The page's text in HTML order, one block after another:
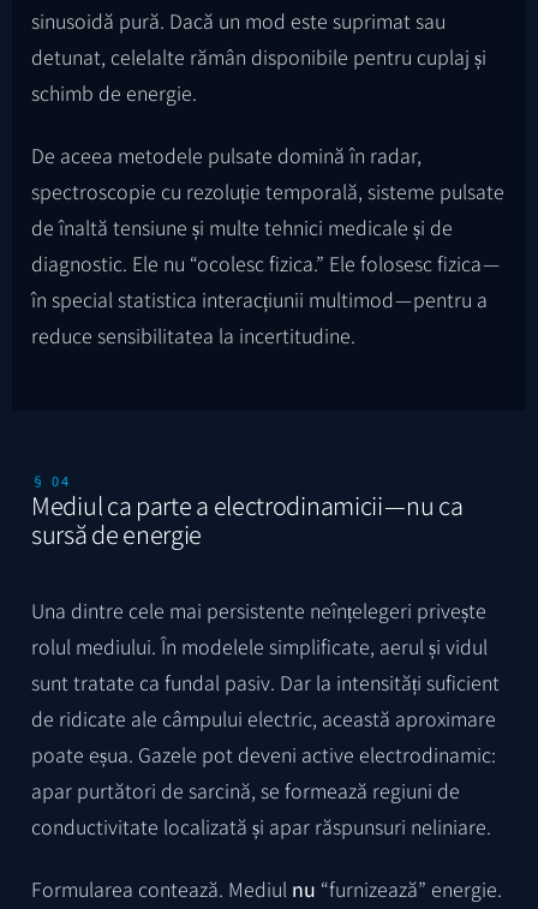
sinusoidă pură. Dacă un mod este suprimat sau
detunat, celelalte rămân disponibile pentru cuplaj și
schimb de energie.
De aceea metodele pulsate domină în radar,
spectroscopie cu rezoluție temporală, sisteme pulsate
de înaltă tensiune și multe tehnici medicale și de
diagnostic. Ele nu “ocolesc fizica.” Ele folosesc fizica —
în special statistica interacțiunii multimod — pentru a
reduce sensibilitatea la incertitudine.
§ 04
Mediul ca parte a electrodinamicii — nu ca
sursă de energie
Una dintre cele mai persistente neînțelegeri privește
rolul mediului. În modelele simplificate, aerul și vidul
sunt tratate ca fundal pasiv. Dar la intensități suficient
de ridicate ale câmpului electric, această aproximare
poate eșua. Gazele pot deveni active electrodinamic:
apar purtători de sarcină, se formează regiuni de
conductivitate localizată și apar răspunsuri neliniare.
Formularea contează. Mediul nu “furnizează” energie.